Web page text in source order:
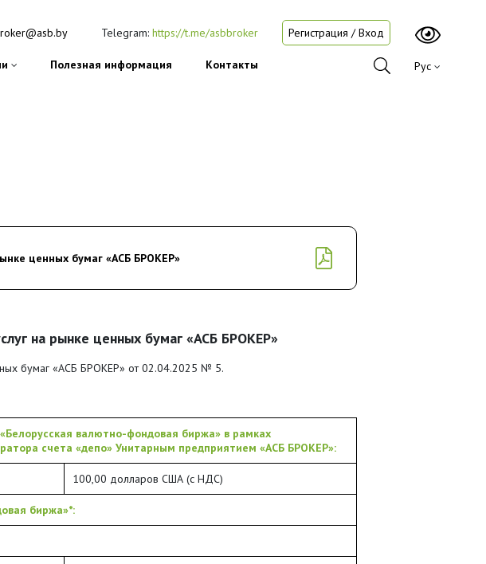
Telegram: https://t.me/asbbroker
Полезная информация Контакты
Регистрация / Вход
Рус
ценных бумаг «АСБ БРОКЕР»
на рынке ценных бумаг «АСБ БРОКЕР»
бумаг «АСБ БРОКЕР» от 02.04.2025 № 5.
валютно-фондовая биржа» в рамках
счета «депо» Унитарным предприятием «АСБ БРОКЕР»:
100,00 долларов США (с НДС)
биржа»*: